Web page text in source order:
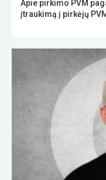
Apie pirkimo PVM
įtraukimą į pirkėjų